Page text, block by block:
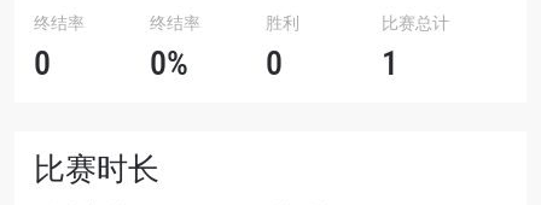
终结率
0
终结率
0%
胜利
0
比赛总计
1
比赛时长